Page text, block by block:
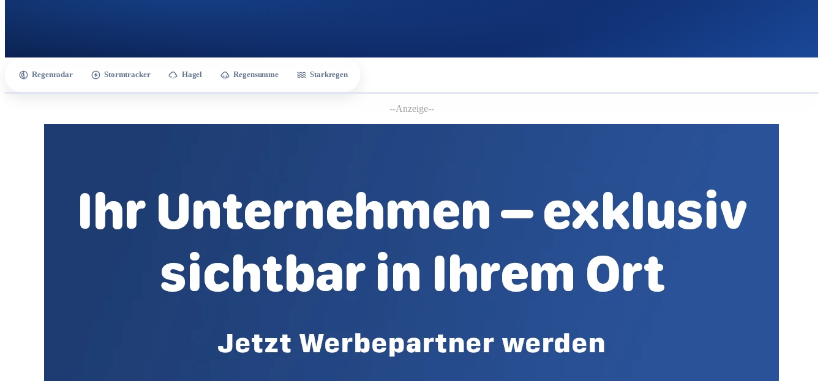
Regenradar Stormtracker Hagel Regensumme Starkregen
--Anzeige--